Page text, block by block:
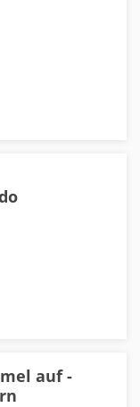
auf -